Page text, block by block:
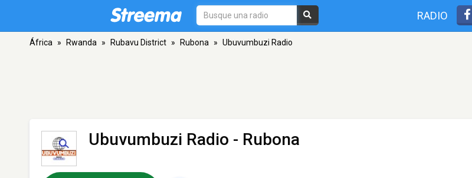
RADIO
África » Rwanda » Rubavu District » Rubona » Ubuvumbuzi Radio
Ubuvumbuzi Radio - Rubona